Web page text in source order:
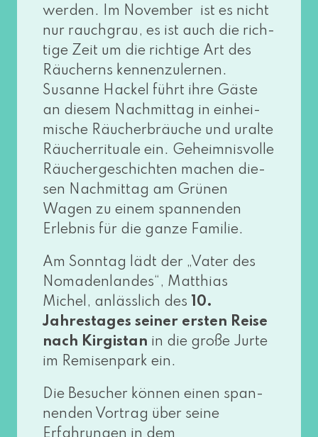
wer­den. Im November ist es nicht
nur rauch­grau, es ist auch die rich­
ti­ge Zeit um die rich­ti­ge Art des
Räucherns ken­nen­zu­ler­nen.
Susanne Hackel führt ihre Gäste
an die­sem Nachmittag in ein­hei­
mi­sche Räucherbräuche und uralte
Räucherrituale ein. Geheimnisvolle
Räuchergeschichten machen die­
sen Nachmittag am Grünen
Wagen zu einem span­nen­den
Erlebnis für die gan­ze Familie.
Am Sonntag lädt der „Vater des
Nomadenlandes“, Matthias
Michel, anläss­lich des 10.
Jahrestages sei­ner ers­ten Reise
nach Kirgistan in die gro­ße Jurte
im Remisenpark ein.
Die Besucher kön­nen einen span­
nen­den Vortrag über sei­ne